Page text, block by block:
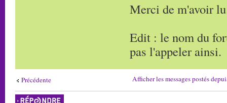
Merci de m'avoir
Edit : le nom du
pas l'appeler ainsi.
Précédente Afficher les messages postés
Répondre